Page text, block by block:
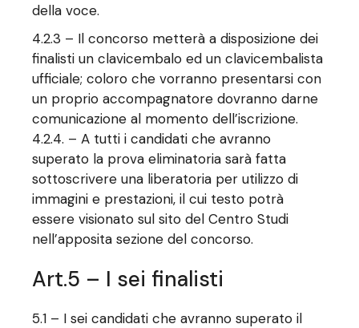
della voce.
4.2.3 – Il concorso metterà a disposizione dei
finalisti un clavicembalo ed un clavicembalista
ufficiale; coloro che vorranno presentarsi con
un proprio accompagnatore dovranno darne
comunicazione al momento dell’iscrizione.
4.2.4. – A tutti i candidati che avranno
superato la prova eliminatoria sarà fatta
sottoscrivere una liberatoria per utilizzo di
immagini e prestazioni, il cui testo potrà
essere visionato sul sito del Centro Studi
nell’apposita sezione del concorso.
Art.5 – I sei finalisti
5.1 – I sei candidati che avranno superato il